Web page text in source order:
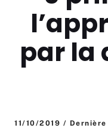
par la
11/10/2019 /